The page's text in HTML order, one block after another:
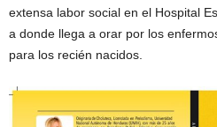
extensa labor social en el Hospital
a donde llega a orar por los
para los recién nacidos.